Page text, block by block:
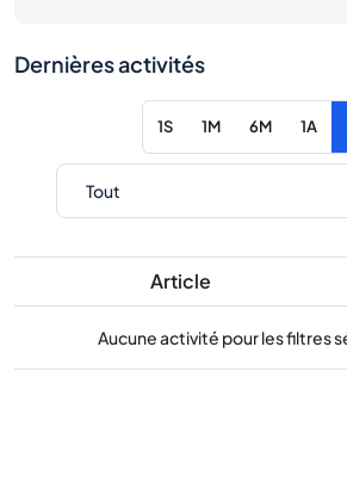
Dernières activités
1S 1M 6M 1A
Article
Aucune activité pour les filtres